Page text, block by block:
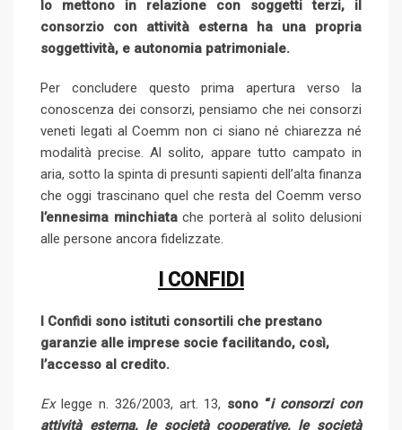
lo mettono in relazione con soggetti terzi, il
consorzio con attività esterna ha una propria
soggettività, e autonomia patrimoniale.
Per concludere questo prima apertura verso la
conoscenza dei consorzi, pensiamo che nei consorzi
veneti legati al Coemm non ci siano né chiarezza né
modalità precise. Al solito, appare tutto campato in
aria, sotto la spinta di presunti sapienti dell’alta finanza
che oggi trascinano quel che resta del Coemm verso
l’ennesima minchiatache porterà al solito delusioni
alle persone ancora fidelizzate.
I CONFIDI
I Confidi sono istituti consortili che prestano
garanzie alle imprese socie facilitando, così,
l’accesso al credito.
Exlegge n. 326/2003, art. 13, sono “i consorzi con
attività esterna, le società cooperative, le società